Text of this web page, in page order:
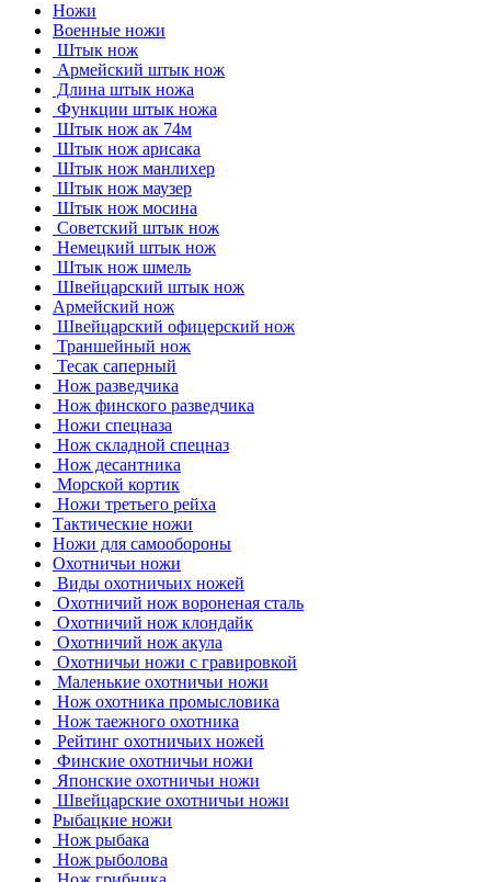
Ножи
Военные ножи
Штык нож
Армейский штык нож
Длина штык ножа
Функции штык ножа
Штык нож ак 74м
Штык нож арисака
Штык нож манлихер
Штык нож маузер
Штык нож мосина
Советский штык нож
Немецкий штык нож
Штык нож шмель
Швейцарский штык нож
Армейский нож
Швейцарский офицерский нож
Траншейный нож
Тесак саперный
Нож разведчика
Нож финского разведчика
Ножи спецназа
Нож складной спецназ
Нож десантника
Морской кортик
Ножи третьего рейха
Тактические ножи
Ножи для самообороны
Охотничьи ножи
Виды охотничьих ножей
Охотничий нож вороненая сталь
Охотничий нож клондайк
Охотничий нож акула
Охотничьи ножи с гравировкой
Маленькие охотничьи ножи
Нож охотника промысловика
Нож таежного охотника
Рейтинг охотничьих ножей
Финские охотничьи ножи
Японские охотничьи ножи
Швейцарские охотничьи ножи
Рыбацкие ножи
Нож рыбака
Нож рыболова